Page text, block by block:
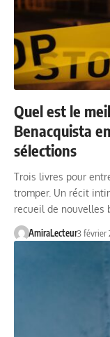
Quel est le
Benacquista
sélections
Trois livres pour
tromper. Un récit
recueil de nouvelles
AmiraLecteur3 février